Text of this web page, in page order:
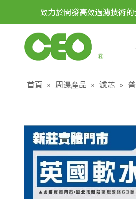
致力於開發高效過濾技術的
首頁 » 周邊產品 » 濾芯 »